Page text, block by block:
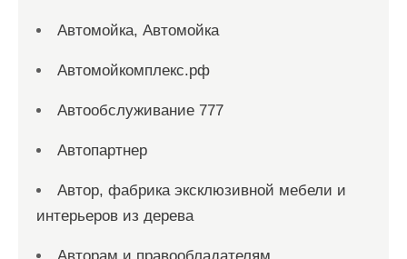
Автомойка, Автомойка
Автомойкомплекс.рф
Автообслуживание 777
Автопартнер
Автор, фабрика эксклюзивной мебели и
интерьеров из дерева